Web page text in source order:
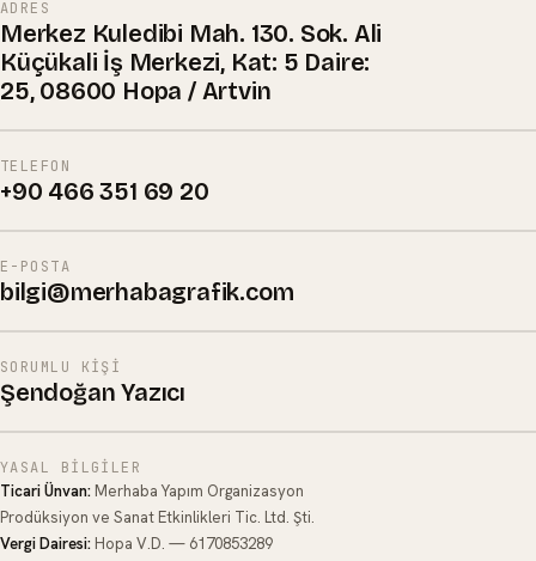
ADRES
Merkez Kuledibi Mah. 130. Sok. Ali
Küçükali İş Merkezi, Kat: 5 Daire:
25, 08600 Hopa / Artvin
TELEFON
+90 466 351 69 20
E-POSTA
bilgi@merhabagrafik.com
SORUMLU KIŞI
Şendoğan Yazıcı
YASAL BILGILER
Ticari Ünvan: Merhaba Yapım Organizasyon
Prodüksiyon ve Sanat Etkinlikleri Tic. Ltd. Şti.
Vergi Dairesi: Hopa V.D. — 6170853289